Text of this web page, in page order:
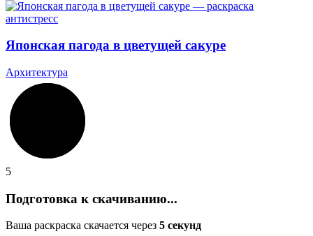
Японская пагода в цветущей сакуре
Архитектура
5
Подготовка к скачиванию...
Ваша раскраска скачается через 5 секунд